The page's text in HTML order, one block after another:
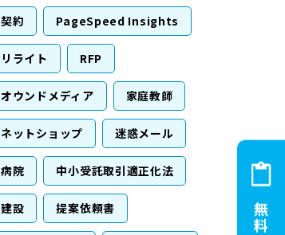
契約 PageSpeed Insights
リライト RFP
オウンドメディア 家庭教師
ネットショップ 迷惑メール
病院 中小受託取引適正化法
建設 提案依頼書